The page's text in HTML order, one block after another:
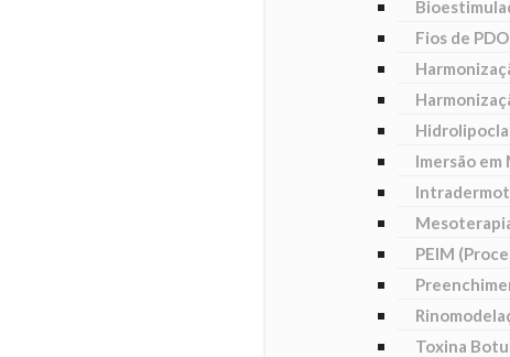
Fios de PDO
Imersão
PEIM
Toxina